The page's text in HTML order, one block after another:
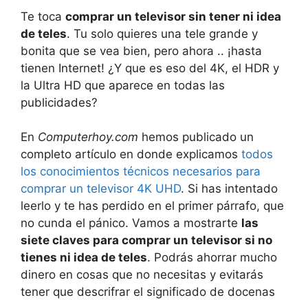
Te toca comprar un televisor sin tener ni idea
de teles. Tu solo quieres una tele grande y
bonita que se vea bien, pero ahora .. ¡hasta
tienen Internet! ¿Y que es eso del 4K, el HDR y
la Ultra HD que aparece en todas las
publicidades?
En Computerhoy.com hemos publicado un
completo artículo en donde explicamos todos
los conocimientos técnicos necesarios para
comprar un televisor 4K UHD. Si has intentado
leerlo y te has perdido en el primer párrafo, que
no cunda el pánico. Vamos a mostrarte las
siete claves para comprar un televisor si no
tienes ni idea de teles. Podrás ahorrar mucho
dinero en cosas que no necesitas y evitarás
tener que descrifrar el significado de docenas